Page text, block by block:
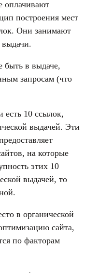
оплачивают
построения мест
Они занимают
быть в выдаче,
запросам (что
есть 10 ссылок,
выдачей. Эти
на которые
этих 10
выдачей, то
в органической
сайта,
по факторам